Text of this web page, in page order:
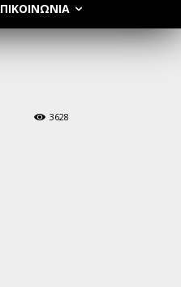
3628